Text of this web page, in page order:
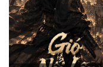
Đam Mỹ
Đẹp
Đẹp Hiệp